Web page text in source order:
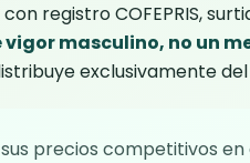
registro COFEPRIS,
masculino, no un
exclusivamente
precios competitivos